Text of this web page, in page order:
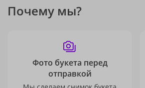
Почему мы?
Фото букета перед
отправкой